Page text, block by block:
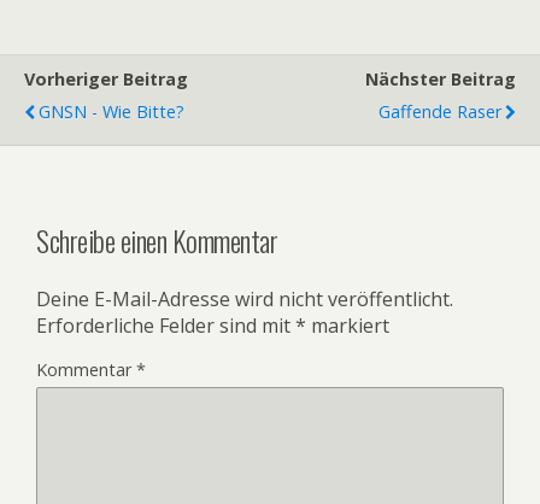
Vorheriger Beitrag
GNSN - Wie Bitte?
Nächster Beitrag
Gaffende Raser
Schreibe einen Kommentar
Deine E-Mail-Adresse wird nicht veröffentlicht.
Erforderliche Felder sind mit* markiert
Kommentar*